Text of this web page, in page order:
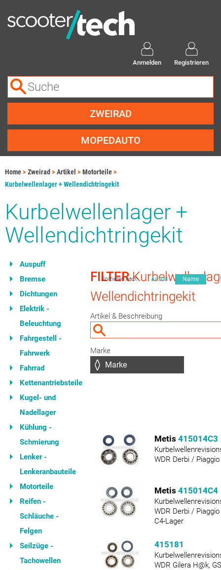
Anmelden Registrieren
ZWEIRAD
MOPEDAUTO
Home Zweirad Artikel
Motorteile
Kurbelwellenlager + Wellendichtringekit
Kurbelwellenlager +
Wellendichtringekit
Auspuff
Bremse
Dichtungen
Elektrik -
Beleuchtung
Fahrgestell -
Fahrwerk
Fahrrad
Kettenantriebsteile
Kugel- und
Nadellager
Kühlung -
Schmierung
Lenker -
Lenkeranbauteile
Motorteile
Reifen -
Schläuche -
Felgen
Seilzüge -
Tachowellen
FILTER
Wellendichtringekit
Sortieren nach Artikel Name
Artikel & Beschreibung
Marke
Metis 415014C3
WDR Derbi /
Metis 415014C4
WDR Derbi /
C4-Lager
415181
WDR Gilera H@k,